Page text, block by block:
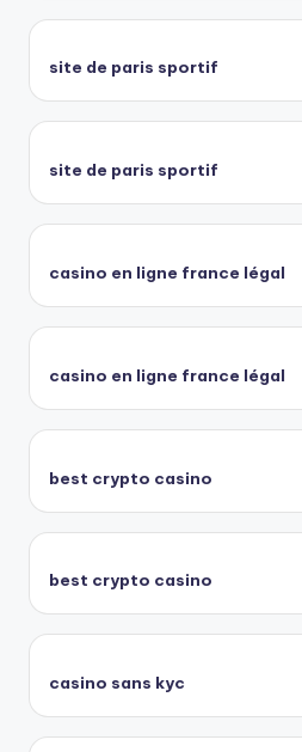
site de paris sportif
site de paris sportif
casino en ligne france légal
casino en ligne france légal
best crypto casino
best crypto casino
casino sans kyc